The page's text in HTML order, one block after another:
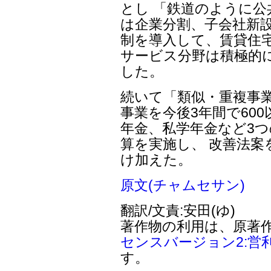
とし 「鉄道のように
は企業分割、子会社新
制を導入して、賃貸住
サービス分野は積極的
した。
続いて「類似・重複事
事業を今後3年間で600
年金、私学年金など3
算を実施し、 改善法
け加えた。
原文(チャムセサン)
翻訳/文責:安田(ゆ)
著作物の利用は、原著
センスバージョン2:営
す。